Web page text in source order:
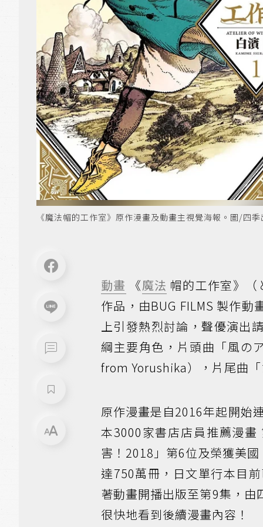
《魔法帽的工作室》原作漫畫及動畫主視覺海報。圖/四
動畫 《魔法 帽的工作室》
作品，由BUG FILMS 製作
上引發熱烈討論，聲優演出
綱主要角色，片頭曲「風の
from Yorushika），片尾曲
原作漫畫是自2016年起開始
本3000家書店店員推薦漫
害！2018」第6位及榮獲美
達750萬冊，日文單行本目
著動畫開播出版至第9集，
很快地看到後續漫畫內容！